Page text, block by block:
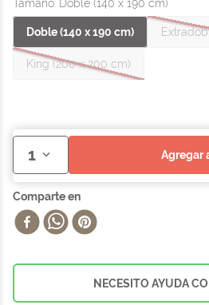
Tamaño: Doble (140 x 190 cm)
Doble (140 x 190 cm)
King (200 x 200 cm)
1
NECESITO AYUDA